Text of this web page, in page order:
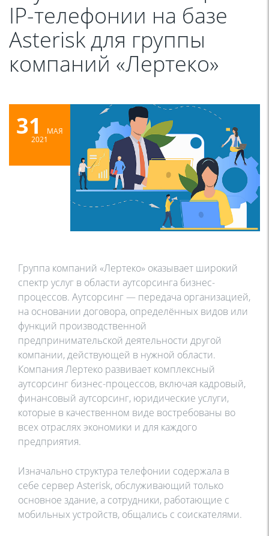
IP-телефонии на базе
Asterisk для группы
компаний «Лертеко»
31
МАЯ
2021
Группа компаний «Лертеко» оказывает широкий
спектр услуг в области аутсорсинга бизнес-
процессов. Аутсорсинг — передача организацией,
на основании договора, определённых видов или
функций производственной
предпринимательской деятельности другой
компании, действующей в нужной области.
Компания Лертеко развивает комплексный
аутсорсинг бизнес-процессов, включая кадровый,
финансовый аутсорсинг, юридические услуги,
которые в качественном виде востребованы во
всех отраслях экономики и для каждого
предприятия.
Изначально структура телефонии содержала в
себе сервер Asterisk, обслуживающий только
основное здание, а сотрудники, работающие с
мобильных устройств, общались с соискателями.